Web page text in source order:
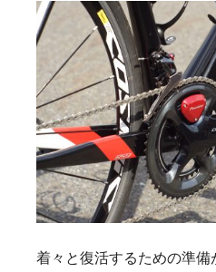
着々と復活するための準